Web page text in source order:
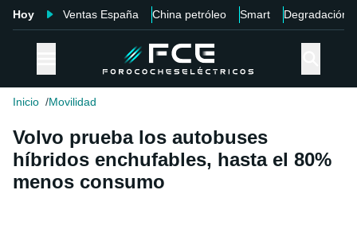
Hoy Ventas España China petróleo Smart Degradación
Inicio Movilidad
Volvo prueba los autobuses
híbridos enchufables, hasta el 80%
menos consumo